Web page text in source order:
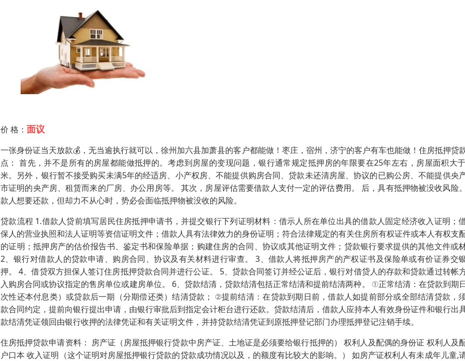
价 格： 面议
一张身份证当天放款💰，无当逾执行就可以，徐州加六县加萧县的客户都能做！枣庄，宿州，济宁的客户有车也能做！住房抵押贷
点： 首先，并不是所有的房屋都能做抵押的。考虑到房屋的变现问题，银行通常规定抵押房的年限要在25年左右，房屋面积大
米。另外，银行暂不接受购买未满5年的经适房、小产权房、不能提供购房合同、贷款未还清房屋、协议的已购公房、不能提供央
市证明的央产房、租赁而来的厂房、办公用房等。 其次，房屋评估需要借款人支付一定的评估费用。 后，具有抵押物被没收风险
款人想要还款，但却力不从心时，势必会面临抵押物被没收的风险。
贷款流程 1.借款人贷前填写居民住房抵押申请书，并提交银行下列证明材料：借示人所在单位出具的借款人固定经济收入证明；
保人的营业执照和法人证明等资信证明文件；借款人具有法律效力的身份证明；符合法律规定的有关住房所有权证件或本人有权支
的证明；抵押房产的估价报告书、鉴定书和保险单据；购建住房的合同、协议或其他证明文件；贷款银行要求提供的其他文件或
2、银行对借款人的贷款申请、购房合同、协议及有关材料进行审查。 3、借款人将抵押房产的产权证书及保险单或有价证券交
押。 4、借贷双方担保人签订住房抵押贷款合同并进行公证。 5、贷款合同签订并经公证后，银行对借贷人的存款和贷款通过转帐
入购房合同或协议指定的售房单位或建房单位。 6、贷款结清，贷款结清包括正常结清和提前结清两种。 ①正常结清：在贷款到期
次性还本付息类）或贷款后一期（分期偿还类）结清贷款； ②提前结清：在贷款到期日前，借款人如提前部分或全部结清贷款，
款合同约定，提前向银行提出申请，由银行审批后到指定会计柜台进行还款。贷款结清后，借款人应持本人有效身份证件和银行出
款结清凭证领回由银行收押的法律凭证和有关证明文件，并持贷款结清凭证到原抵押登记部门办理抵押登记注销手续。
住房抵押贷款申请资料： 房产证（房屋抵押银行贷款中房产证、土地证是必须要给银行抵押的） 权利人及配偶的身份证 权利人及
户口本 收入证明（这个证明对房屋抵押银行贷款的贷款成功情况以及，的额度有比较大的影响。） 如房产证权利人有未成年儿童,